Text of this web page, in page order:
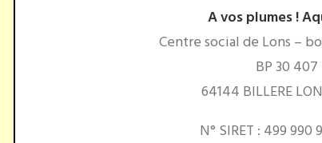
A vos plumes !
Centre social de Lons –
BP 30 407
64144 BILLERE
N° SIRET : 499 990